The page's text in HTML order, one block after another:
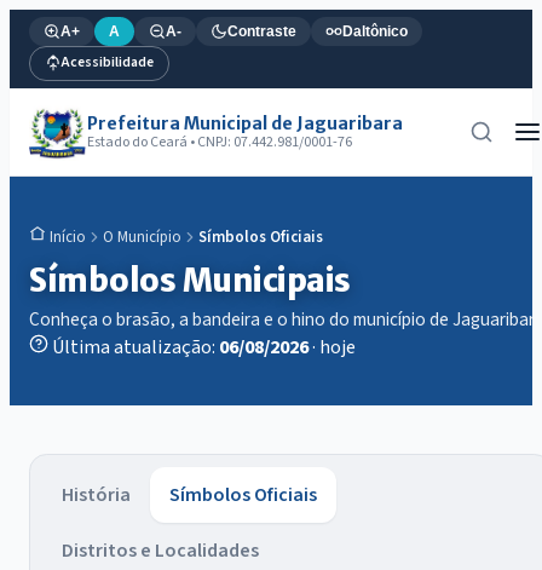
A+ A A- Contraste Daltônico
Acessibilidade
Prefeitura Municipal de Jaguaribara
Estado do Ceará • CNPJ: 07.442.981/0001-76
Início O Município Símbolos Oficiais
Símbolos Municipais
Conheça o brasão, a bandeira e o hino do município de
Última atualização: 06/08/2026· hoje
História Símbolos Oficiais
Distritos e Localidades